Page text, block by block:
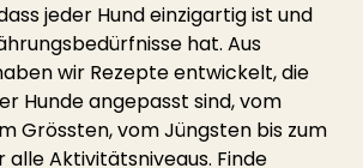
jeder Hund einzigartig ist und
hat. Aus
wir Rezepte entwickelt, die
Hunde angepasst sind, vom
Grössten, vom Jüngsten bis zum
alle Aktivitätsniveaus. Finde